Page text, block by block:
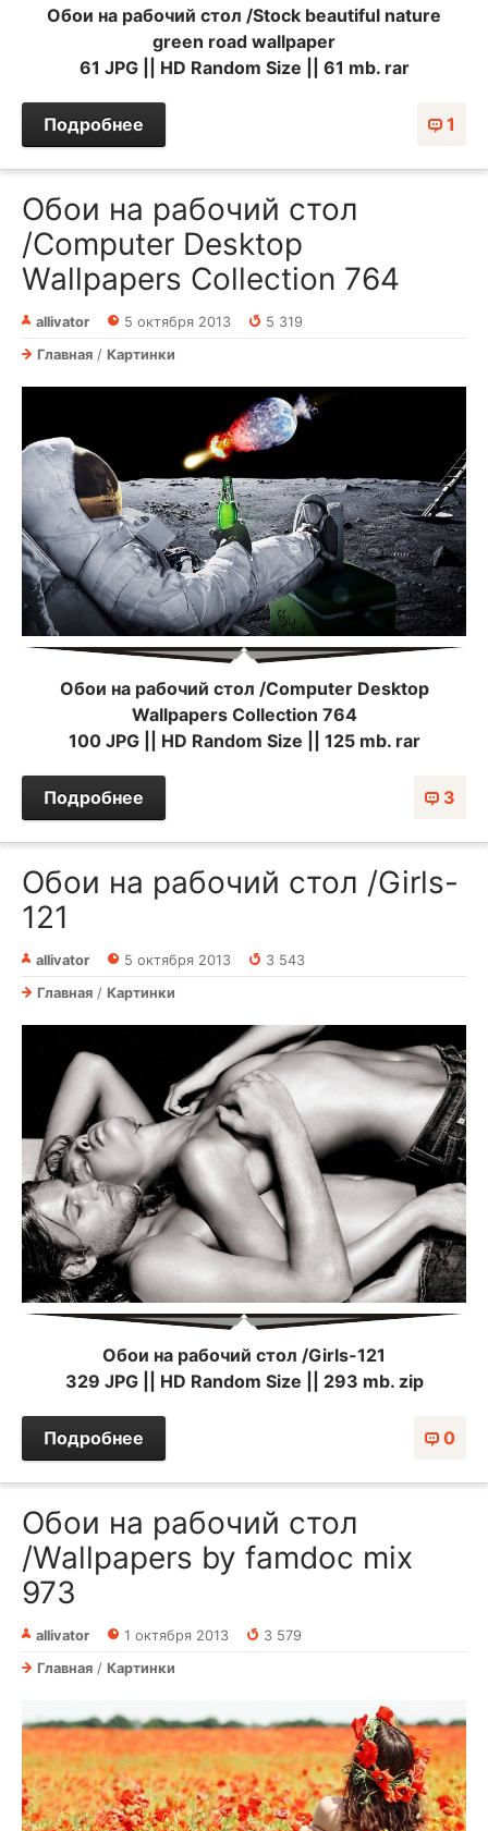
Обои на рабочий стол /Stock beautiful nature
green road wallpaper
61 JPG || HD Random Size || 61 mb. rar
1
Подробнее
Обои на рабочий стол
/Computer Desktop
Wallpapers Collection 764
allivator 5 октября 2013
5 319
Главная / Картинки
Обои на рабочий стол /Computer Desktop
Wallpapers Collection 764
100 JPG || HD Random Size || 125 mb. rar
3
Подробнее
Обои на рабочий стол /Girls-
121
allivator 5 октября 2013
3 543
Главная / Картинки
Обои на рабочий стол /Girls-121
329 JPG || HD Random Size || 293 mb. zip
0
Подробнее
Обои на рабочий стол
/Wallpapers by famdoc mix
973
allivator 1 октября 2013
3 579
Главная / Картинки